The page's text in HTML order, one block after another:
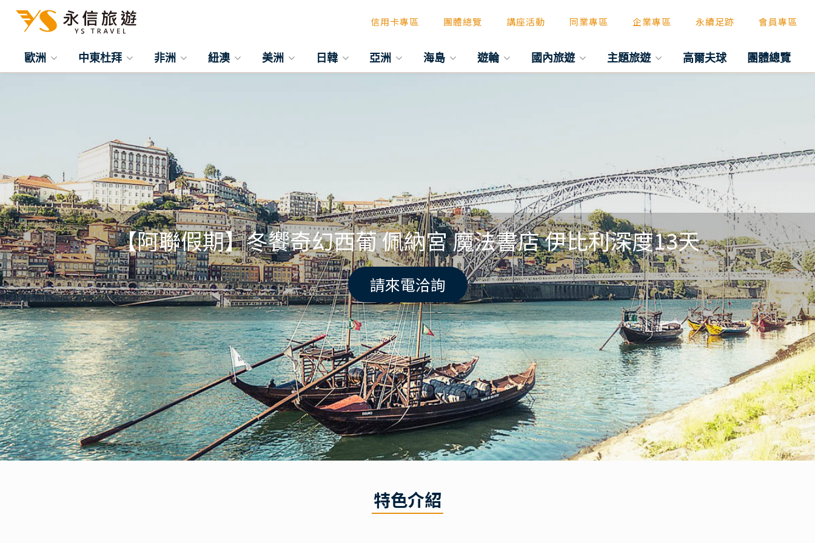
信用卡專區 團體總覽 講座活動 同業專區 企業專區 永續足跡 會員專區
歐洲 中東杜拜 非洲 紐澳 美洲 日韓 亞洲 海島 遊輪 國內旅遊 主題旅遊 高爾夫球 團體總覽
【阿聯假期】冬饗奇幻西葡 佩納宮 魔法書店 伊比利深度13天
請來電洽詢
特色介紹